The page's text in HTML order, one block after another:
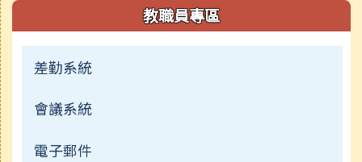
教職員專區
差勤系統
會議系統
電子郵件